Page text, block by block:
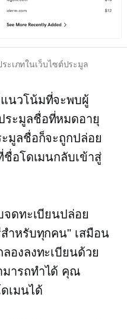
ะเภทในเว็บไซต์ประมูล
นวโน้มที่จะพบผู้
ระมูลชื่อที่หมดอายุ
มูลชื่อก็จะถูกปล่อย
ชื่อโดเมนกลับเข้าสู่
ดทะเบียนปล่อย
ำหรับทุกคน" เสมือน
องลงทะเบียนด้วย
มารถทำได้ คุณ
เมนได้